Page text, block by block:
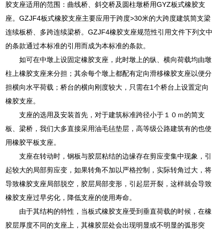
胶支座适用的范围：曲线桥、斜交桥及圆柱墩桥用GYZ板式橡胶支
座。GZJF4板式橡胶支座主要应用于跨度>30米的大跨度建筑简支梁
连续板桥、多跨连续梁桥。GZJF4橡胶支座规范性引用文件下列文中
的条款通过本标准的引用而成为本标准的条款。
如可在中墩上设固定橡胶支座，此时墩上的纵、横向荷载均由墩
柱上橡胶支座来分担；其余每个墩上都配有定向滑移橡胶支座以便分
担横向水平荷载；桥台的横向刚度较大，只需在1个桥台上设置定向
橡胶支座。
支座的选用及安装首先，对于建筑标准跨径小于１０ｍ的简支
板、梁桥，我们大多直接采用油毛毡垫层，高等级公路建筑有的也使
用橡胶平板支座。
支座在转动时，钢板与胶层粘结的边缘存在剪应变集中现象，引
起较大的局部剪应变，如果转角不加以严格控制，实际转角过大，将
导致橡胶支座局部脱空，胶层局部变形，引起层开裂，这样就会导致
橡胶支座过早劣化，降低支座的使用寿命。
由于其结构的特性，当板式橡胶支座受到垂直荷载的时候，在橡
胶层厚度不同的支座上，其橡胶层处会出现明显或不明显的弧形突